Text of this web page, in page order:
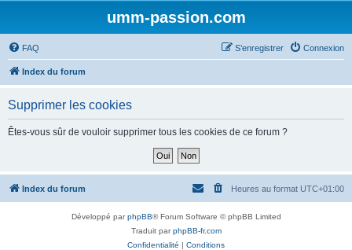
umm-passion.com
FAQ Connexion
S’enregistrer
Index du forum
Supprimer les cookies
Êtes-vous sûr de vouloir supprimer tous les cookies de ce forum ?
Index du forum Heures au format UTC+01:00
Développé parphpBB® Forum Software © phpBB Limited
Traduit parphpBB-fr.com
Confidentialité | Conditions